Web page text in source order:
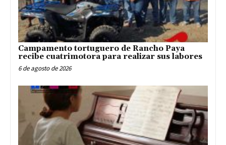
Campamento tortuguero de Rancho Paya
recibe cuatrimotora para realizar sus labores
6 de agosto de 2026